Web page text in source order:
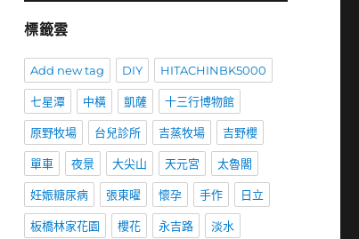
標籤雲
Add new tag DIY HITACHINBK5000
七星潭 中橫 凱薩 十三行博物館
原野牧場 台兒診所 吉蒸牧場 吉野櫻
單車 夜景 大尖山 天元宮 太魯閣
妊娠糖尿病 張東曜 懷孕 手作 日立
板橋林家花園 櫻花 永吉路 淡水